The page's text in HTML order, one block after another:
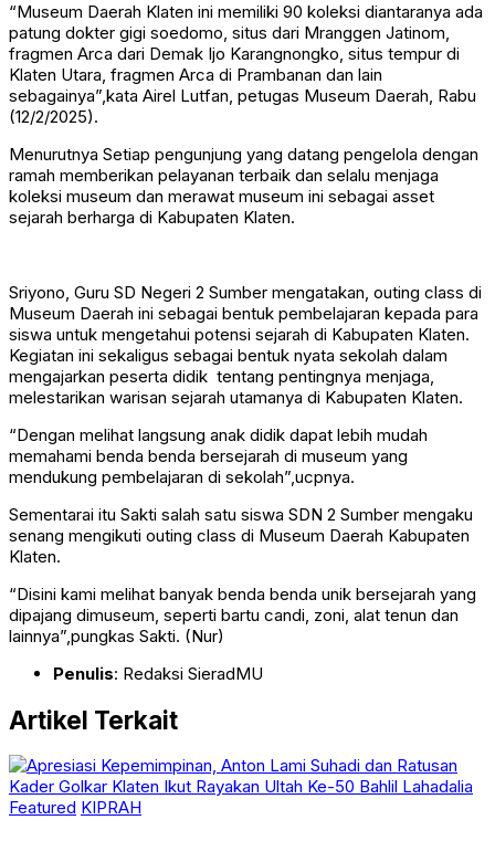
“Museum Daerah Klaten ini memiliki 90 koleksi diantaranya ada
patung dokter gigi soedomo, situs dari Mranggen Jatinom,
fragmen Arca dari Demak Ijo Karangnongko, situs tempur di
Klaten Utara, fragmen Arca di Prambanan dan lain
sebagainya”,kata Airel Lutfan, petugas Museum Daerah, Rabu
(12/2/2025).
Menurutnya Setiap pengunjung yang datang pengelola dengan
ramah memberikan pelayanan terbaik dan selalu menjaga
koleksi museum dan merawat museum ini sebagai asset
sejarah berharga di Kabupaten Klaten.
Sriyono, Guru SD Negeri 2 Sumber mengatakan, outing class di
Museum Daerah ini sebagai bentuk pembelajaran kepada para
siswa untuk mengetahui potensi sejarah di Kabupaten Klaten.
Kegiatan ini sekaligus sebagai bentuk nyata sekolah dalam
mengajarkan peserta didik tentang pentingnya menjaga,
melestarikan warisan sejarah utamanya di Kabupaten Klaten.
“Dengan melihat langsung anak didik dapat lebih mudah
memahami benda benda bersejarah di museum yang
mendukung pembelajaran di sekolah”,ucpnya.
Sementarai itu Sakti salah satu siswa SDN 2 Sumber mengaku
senang mengikuti outing class di Museum Daerah Kabupaten
Klaten.
“Disini kami melihat banyak benda benda unik bersejarah yang
dipajang dimuseum, seperti bartu candi, zoni, alat tenun dan
lainnya”,pungkas Sakti. (Nur)
Penulis: Redaksi SieradMU
Artikel Terkait
Featured KIPRAH